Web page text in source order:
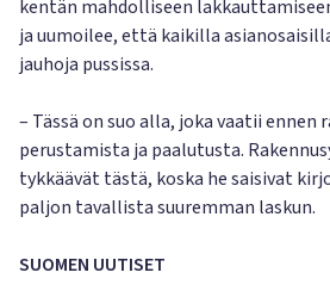
kentän mahdolliseen
ja uumoilee, että kaikilla
jauhoja pussissa.
– Tässä on suo alla, joka vaatii
perustamista ja paalutusta.
tykkäävät tästä, koska he saisivat
paljon tavallista suuremman laskun.
SUOMEN UUTISET